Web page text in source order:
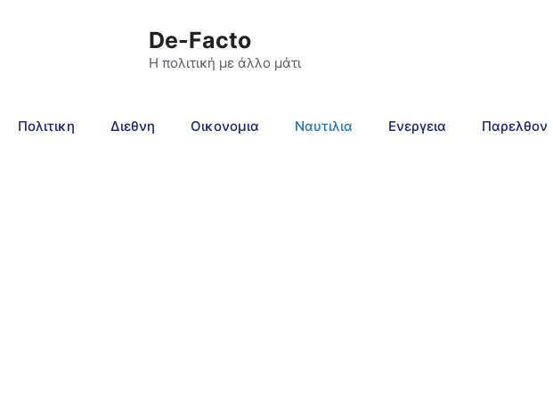
De-Facto
Η πολιτική με άλλο μάτι
Πολιτικη Διεθνη Οικονομια Ναυτιλια Ενεργεια Παρελθον